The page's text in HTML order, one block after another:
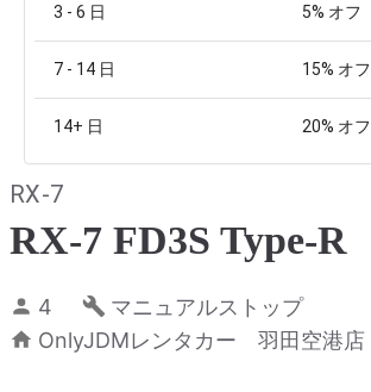
3 - 6 日 5% オフ
7 - 14 日 15% オフ
14+ 日 20% オフ
RX-7
RX-7 FD3S Type-R
4
マニュアルストップ
OnlyJDMレンタカー 羽田空港店